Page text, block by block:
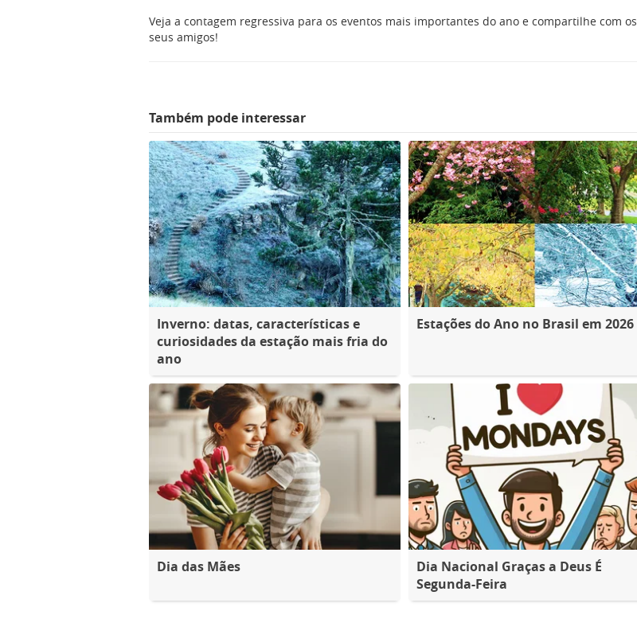
Veja a contagem regressiva para os eventos mais importantes do ano e compartilhe com os
seus amigos!
Também pode interessar
Inverno: datas, características e
curiosidades da estação mais fria do
ano
Estações do Ano no Brasil em 2026
Dia das Mães
Dia Nacional Graças a Deus É
Segunda-Feira